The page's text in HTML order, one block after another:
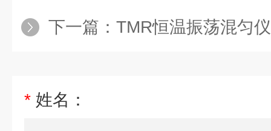
下一篇： TMR恒温振荡混匀仪
* 姓名：